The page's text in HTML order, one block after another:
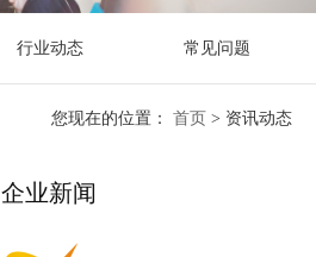
行业动态 常见问题
您现在的位置： 首页 > 资讯动态
企业新闻